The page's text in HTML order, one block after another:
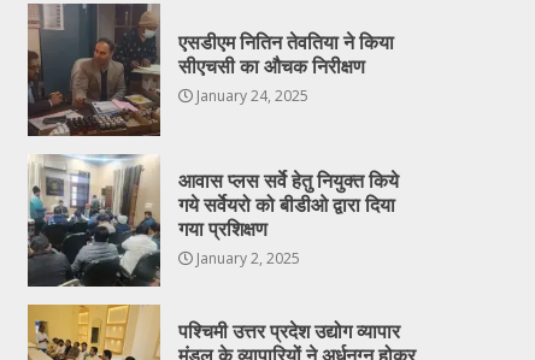
एसडीएम नितिन तेवतिया ने किया
सीएचसी का औचक निरीक्षण
January 24, 2025
आवास प्लस सर्वे हेतु नियुक्त किये
गये सर्वेयरो को बीडीओ द्वारा दिया
गया प्रशिक्षण
January 2, 2025
पश्चिमी उत्तर प्रदेश उद्योग व्यापार